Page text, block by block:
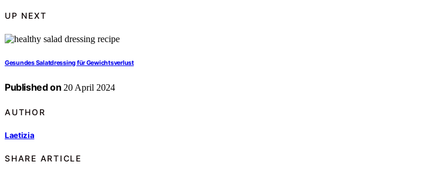
UP NEXT
Gesundes Salatdressing für Gewichtsverlust
Published on 20 April 2024
AUTHOR
Laetizia
SHARE ARTICLE